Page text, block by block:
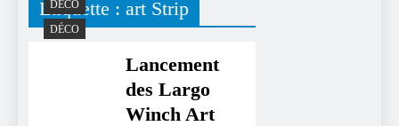
Étiquette : art Strip
DÉCO
DÉCO
Lancement
des Largo
Winch Art